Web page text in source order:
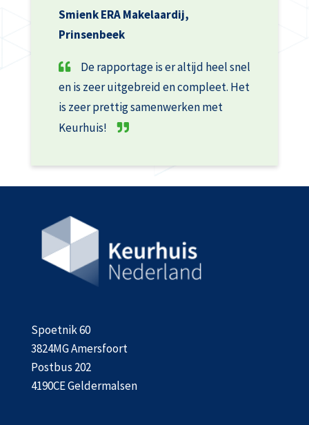
Smienk ERA Makelaardij,
Prinsenbeek
De rapportage is er altijd heel snel
en is zeer uitgebreid en compleet. Het
is zeer prettig samenwerken met
Keurhuis!
Spoetnik 60
3824MG Amersfoort
Postbus 202
4190CE Geldermalsen